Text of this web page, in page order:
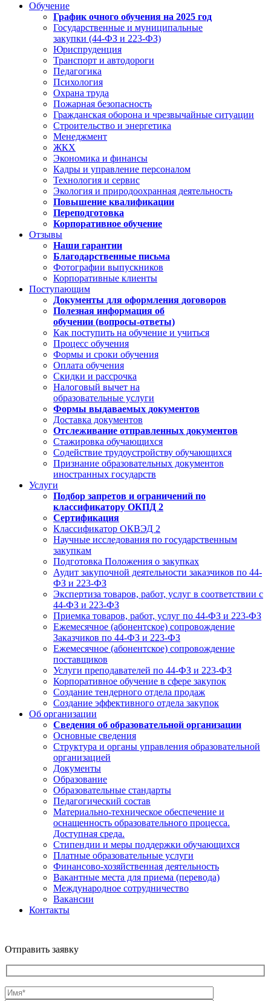
Обучение
График очного обучения на 2025 год
Государственные и муниципальные
закупки (44-ФЗ и 223-ФЗ)
Юриспруденция
Транспорт и автодороги
Педагогика
Психология
Охрана труда
Пожарная безопасность
Гражданская оборона и чрезвычайные ситуации
Строительство и энергетика
Менеджмент
ЖКХ
Экономика и финансы
Кадры и управление персоналом
Технология и сервис
Экология и природоохранная деятельность
Повышение квалификации
Переподготовка
Корпоративное обучение
Отзывы
Наши гарантии
Благодарственные письма
Фотографии выпускников
Корпоративные клиенты
Поступающим
Документы для оформления договоров
Полезная информация об
обучении (вопросы-ответы)
Как поступить на обучение и учиться
Процесс обучения
Формы и сроки обучения
Оплата обучения
Скидки и рассрочка
Налоговый вычет на
образовательные услуги
Формы выдаваемых документов
Доставка документов
Отслеживание отправленных документов
Стажировка обучающихся
Содействие трудоустройству обучающихся
Признание образовательных документов
иностранных государств
Услуги
Подбор запретов и ограничений по
классификатору ОКПД 2
Сертификация
Классификатор ОКВЭД 2
Научные исследования по государственным
закупкам
Подготовка Положения о закупках
Аудит закупочной деятельности заказчиков по 44-
ФЗ и 223-ФЗ
Экспертиза товаров, работ, услуг в соответствии с
44-ФЗ и 223-ФЗ
Приемка товаров, работ, услуг по 44-ФЗ и 223-ФЗ
Ежемесячное (абонентское) сопровождение
Заказчиков по 44-ФЗ и 223-ФЗ
Ежемесячное (абонентское) сопровождение
поставщиков
Услуги преподавателей по 44-ФЗ и 223-ФЗ
Корпоративное обучение в сфере закупок
Создание тендерного отдела продаж
Создание эффективного отдела закупок
Об организации
Сведения об образовательной организации
Основные сведения
Структура и органы управления образовательной
организацией
Документы
Образование
Образовательные стандарты
Педагогический состав
Материально-техническое обеспечение и
оснащенность образовательного процесса.
Доступная среда.
Стипендии и меры поддержки обучающихся
Платные образовательные услуги
Финансово-хозяйственная деятельность
Вакантные места для приема (перевода)
Международное сотрудничество
Вакансии
Контакты
Отправить заявку